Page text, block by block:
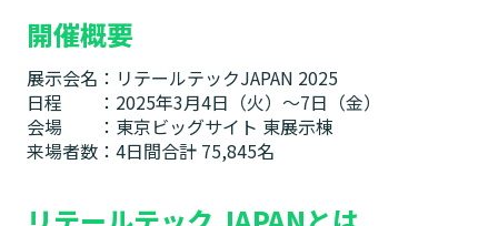
開催概要
展示会名：リテールテックJAPAN 2025
日程 ：2025年3月4日（火）～7日（金）
会場 ：東京ビッグサイト 東展示棟
来場者数：4日間合計 75,845名